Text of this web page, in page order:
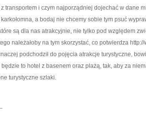
transportem i czym najporządniej dojechać w dane
a bodaj nie chcemy sobie tym psuć
są dla nas atrakcyjnie, nie tylko pod względem
należałoby na tym skorzystać, co potwierdza
podchodził do pojęcia atrakcje turystyczne,
to hotel z basenem oraz plażą, tak, aby za
turystyczne szlaki.